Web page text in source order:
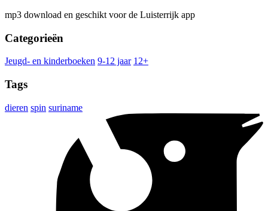
mp3 download en geschikt voor de Luisterrijk app
Categorieën
Jeugd- en kinderboeken 9-12 jaar 12+
Tags
dieren spin suriname